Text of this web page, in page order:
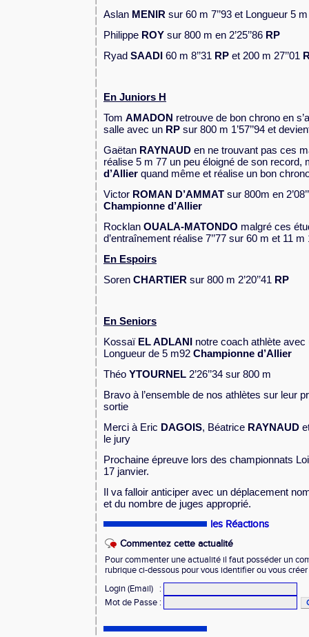
Aslan MENIR sur 60 m 7’’93 et Longueur 5
Philippe ROY sur 800 m en 2’25’’86 RP
Ryad SAADI 60 m 8’’31 RP et 200 m 27’’01
En Juniors H
Tom AMADON retrouve de bon chrono en
salle avec un RP sur 800 m 1’57’’94 et
Gaëtan RAYNAUD en ne trouvant pas ces
réalise 5 m 77 un peu éloigné de son record,
d’Allier quand même et réalise un bon
Victor ROMAN D’AMMAT sur 800m en
Championne d’Allier
Rocklan OUALA-MATONDO malgré ces
d’entraînement réalise 7’’77 sur 60 m et 11 m
En Espoirs
Soren CHARTIER sur 800 m 2’20’’41 RP
En Seniors
Kossaï EL ADLANI notre coach athlète avec
Longueur de 5 m92 Championne d’Allier
Théo YTOURNEL 2’26’’34 sur 800 m
Bravo à l’ensemble de nos athlètes sur leur
sortie
Merci à Eric DAGOIS, Béatrice RAYNAUD
le jury
Prochaine épreuve lors des championnats
17 janvier.
Il va falloir anticiper avec un déplacement
et du nombre de juges approprié.
les Réactions
Commentez cette actualité
Pour commenter une actualité il faut posséder un
rubrique ci-dessous pour vous identifier ou vous
Login (Email)
:
Mot de Passe :